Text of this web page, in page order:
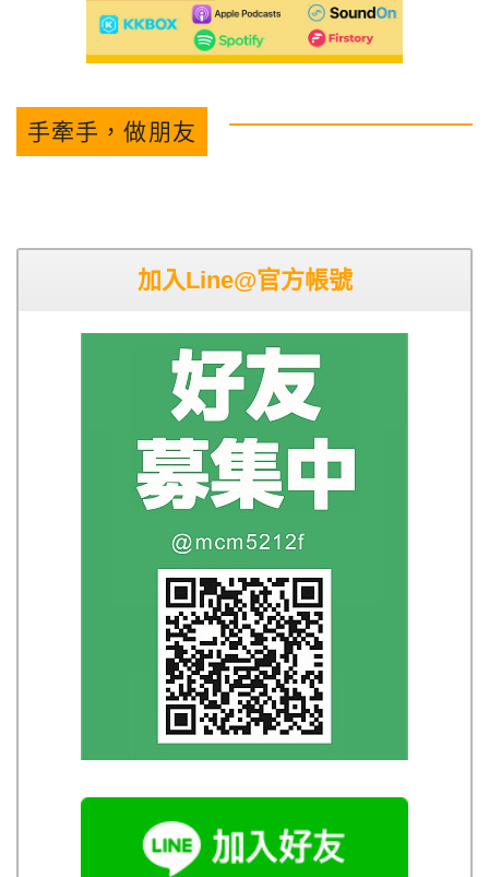
手牽手，做朋友
加入Line@官方帳號